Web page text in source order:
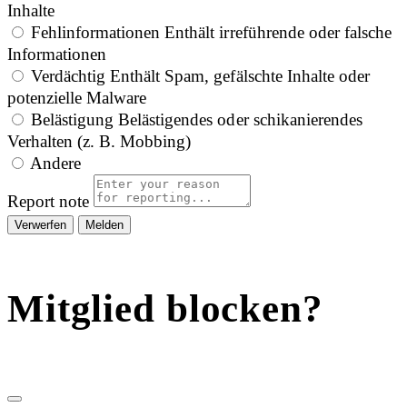
Inhalte
Fehlinformationen Enthält irreführende oder falsche
Informationen
Verdächtig Enthält Spam, gefälschte Inhalte oder
potenzielle Malware
Belästigung Belästigendes oder schikanierendes
Verhalten (z. B. Mobbing)
Andere
Report note
Melden
Mitglied blocken?